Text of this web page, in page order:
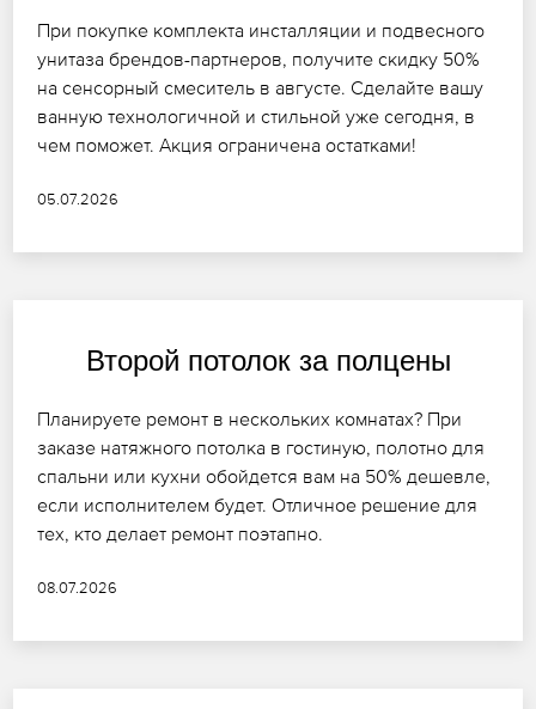
При покупке комплекта инсталляции и подвесного
унитаза брендов-партнеров, получите скидку 50%
на сенсорный смеситель в августе. Сделайте вашу
ванную технологичной и стильной уже сегодня, в
чем поможет. Акция ограничена остатками!
05.07.2026
Второй потолок за полцены
Планируете ремонт в нескольких комнатах? При
заказе натяжного потолка в гостиную, полотно для
спальни или кухни обойдется вам на 50% дешевле,
если исполнителем будет. Отличное решение для
тех, кто делает ремонт поэтапно.
08.07.2026